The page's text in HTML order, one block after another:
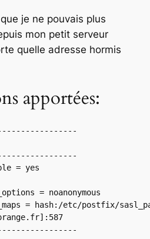
je ne pouvais plus
mon petit serveur
quelle adresse hormis
apportées:
= yes
= noanonymous
= hash:/etc/postfix/